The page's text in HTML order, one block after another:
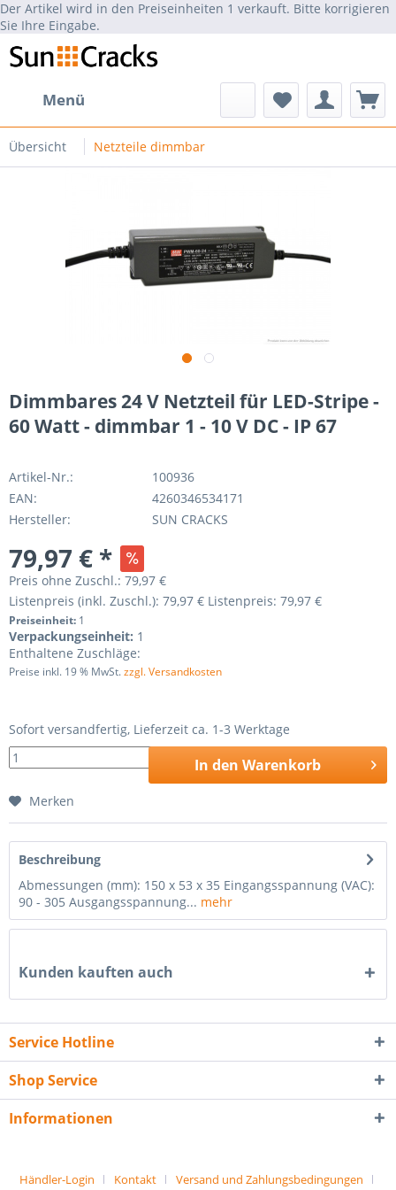
Der Artikel wird in den Preiseinheiten 1 verkauft. Bitte korrigieren
Sie Ihre Eingabe.
Menü
Übersicht Netzteile dimmbar
Dimmbares 24 V Netzteil für LED-Stripe -
60 Watt - dimmbar 1 - 10 V DC - IP 67
Artikel-Nr.:
100936
EAN:
4260346534171
Hersteller:
SUN CRACKS
79,97 € *
Preis ohne Zuschl.: 79,97 €
Listenpreis (inkl. Zuschl.): 79,97 € Listenpreis: 79,97 €
Preiseinheit: 1
Verpackungseinheit: 1
Enthaltene Zuschläge:
Preise inkl. 19 % MwSt.zzgl. Versandkosten
Sofort versandfertig, Lieferzeit ca. 1-3 Werktage
In den Warenkorb
Merken
Beschreibung
Abmessungen (mm): 150 x 53 x 35 Eingangsspannung (VAC):
90 - 305 Ausgangsspannung... mehr
Kunden kauften auch
Service Hotline
Shop Service
Informationen
Händler-Login Kontakt Versand und Zahlungsbedingungen